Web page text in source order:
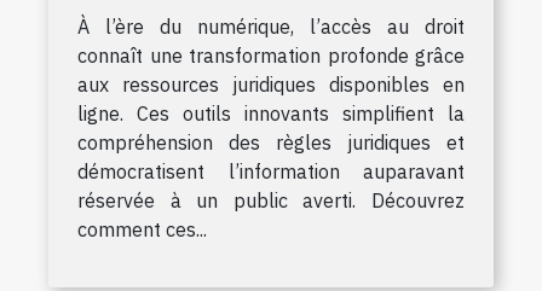
À l’ère du numérique, l’accès au droit
connaît une transformation profonde grâce
aux ressources juridiques disponibles en
ligne. Ces outils innovants simplifient la
compréhension des règles juridiques et
démocratisent l’information auparavant
réservée à un public averti. Découvrez
comment ces...